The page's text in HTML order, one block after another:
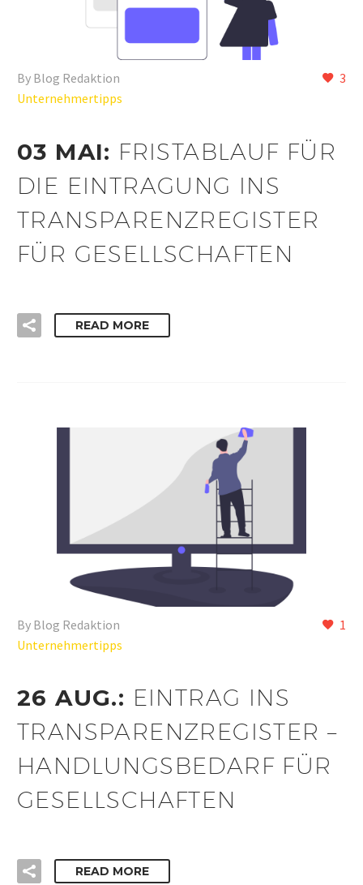
3
By Blog Redaktion
Unternehmertipps
03 MAI: FRISTABLAUF FÜR
DIE EINTRAGUNG INS
TRANSPARENZREGISTER
FÜR GESELLSCHAFTEN
READ MORE
1
By Blog Redaktion
Unternehmertipps
26 AUG.: EINTRAG INS
TRANSPARENZREGISTER –
HANDLUNGSBEDARF FÜR
GESELLSCHAFTEN
READ MORE